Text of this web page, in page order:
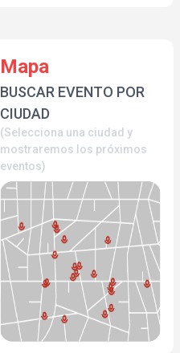
Mapa
BUSCAR EVENTO POR
CIUDAD
(Selecciona una ciudad y
mostraremos los próximos
eventos)